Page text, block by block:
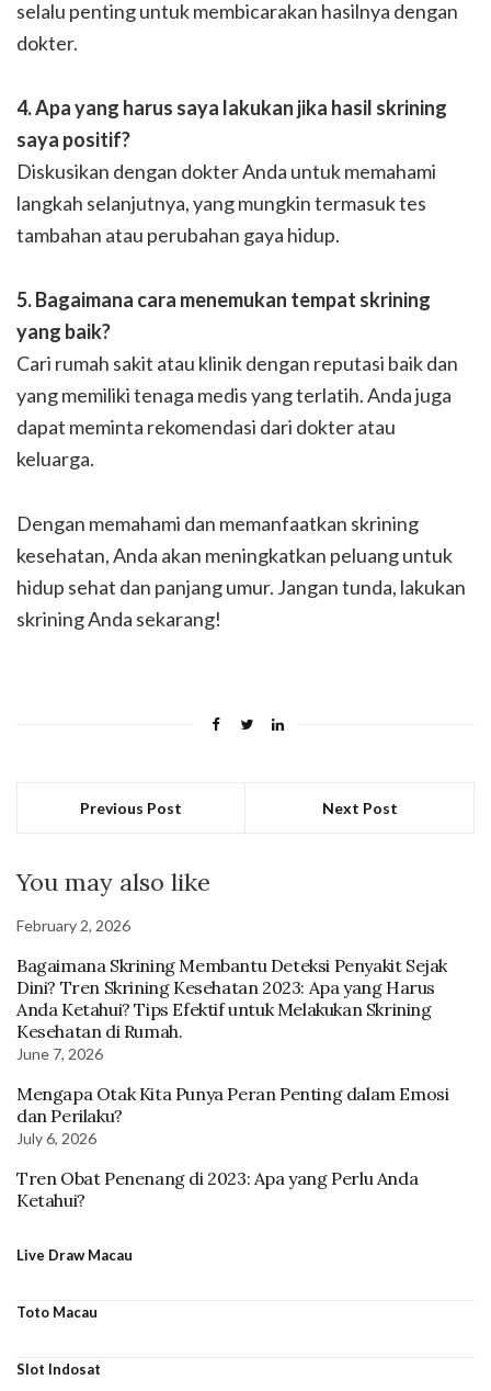
selalu penting untuk membicarakan hasilnya dengan
dokter.
4. Apa yang harus saya lakukan jika hasil skrining
saya positif?
Diskusikan dengan dokter Anda untuk memahami
langkah selanjutnya, yang mungkin termasuk tes
tambahan atau perubahan gaya hidup.
5. Bagaimana cara menemukan tempat skrining
yang baik?
Cari rumah sakit atau klinik dengan reputasi baik dan
yang memiliki tenaga medis yang terlatih. Anda juga
dapat meminta rekomendasi dari dokter atau
keluarga.
Dengan memahami dan memanfaatkan skrining
kesehatan, Anda akan meningkatkan peluang untuk
hidup sehat dan panjang umur. Jangan tunda, lakukan
skrining Anda sekarang!
Previous Post Next Post
You may also like
February 2, 2026
Bagaimana Skrining Membantu Deteksi Penyakit Sejak
Dini? Tren Skrining Kesehatan 2023: Apa yang Harus
Anda Ketahui? Tips Efektif untuk Melakukan Skrining
Kesehatan di Rumah.
June 7, 2026
Mengapa Otak Kita Punya Peran Penting dalam Emosi
dan Perilaku?
July 6, 2026
Tren Obat Penenang di 2023: Apa yang Perlu Anda
Ketahui?
Live Draw Macau
Toto Macau
Slot Indosat